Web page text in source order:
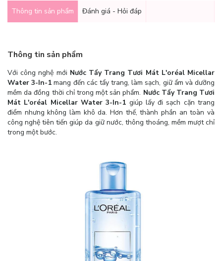
Thông tin sản phẩm Đánh giá - Hỏi đáp
Thông tin sản phẩm
Với công nghệ mới Nước Tẩy Trang Tươi Mát L'oréal Micellar
Water 3-In-1 mang đến các tẩy trang, làm sạch, giữ ẩm và dưỡng
mềm da đồng thời chỉ trong một sản phẩm. Nước Tẩy Trang Tươi
Mát L'oréal Micellar Water 3-In-1 giúp lấy đi sạch cặn trang
điểm nhưng không làm khô da. Hơn thế, thành phần an toàn và
công nghệ tiên tiến giúp da giữ nước, thông thoáng, mềm mượt chỉ
trong một bước.